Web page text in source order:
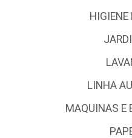
LINHA
MAQUINAS E